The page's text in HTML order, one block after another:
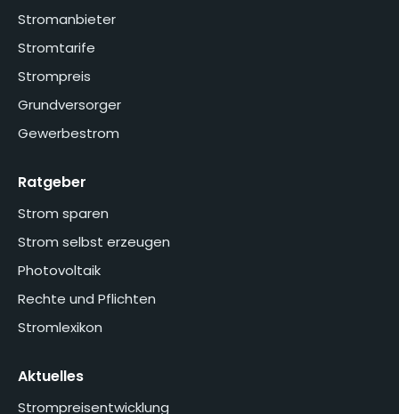
Stromanbieter
Stromtarife
Strompreis
Grundversorger
Gewerbestrom
Ratgeber
Strom sparen
Strom selbst erzeugen
Photovoltaik
Rechte und Pflichten
Stromlexikon
Aktuelles
Strompreisentwicklung